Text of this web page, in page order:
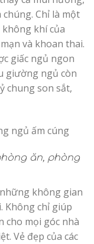
Chỉ là một
khí của
và khoan thai.
giấc ngủ ngon
giường ngủ còn
chung son sắt,
ăn, phòng
không gian
Không chỉ giúp
cho mọi góc nhà
Vẻ đẹp của các